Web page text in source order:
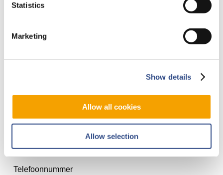
Statistics
Marketing
Show details
Allow all cookies
Allow selection
Naam
Voornaam
Achternaam
Telefoonnummer